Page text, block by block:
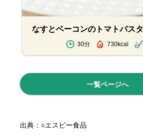
なすとベーコンのトマトパスタ
30分 730kcal
一覧ページへ
出典：○エスビー食品